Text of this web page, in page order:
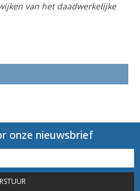
van het daadwerkelijke
onze nieuwsbrief